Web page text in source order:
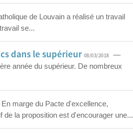
de Louvain a réalisé un travail
se...
dans le supérieur 08/03/2018 —
année du supérieur. De nombreux
marge du Pacte d'excellence,
de la proposition est d'encourager une...